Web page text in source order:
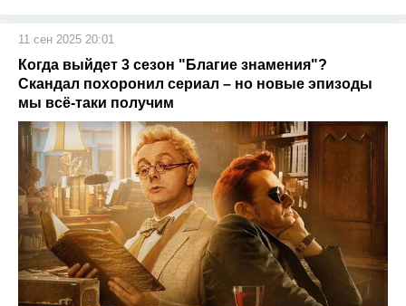
11 сен 2025 20:01
Когда выйдет 3 сезон "Благие знамения"?
Скандал похоронил сериал – но новые эпизоды
мы всё-таки получим